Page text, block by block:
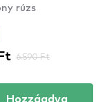
rúzs
6.590 Ft
Hozzáadva